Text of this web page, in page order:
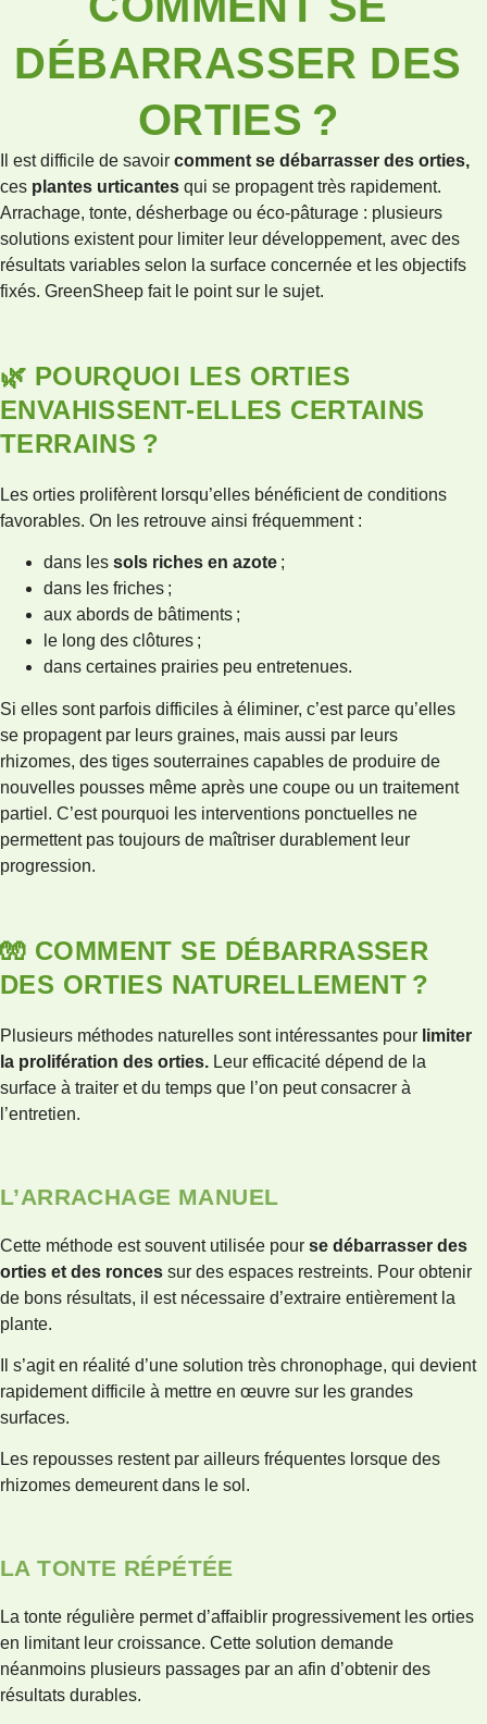
DÉBARRASSER DES
ORTIES ?
Il est difficile de savoir comment se débarrasser des orties,
ces plantes urticantes qui se propagent très rapidement.
Arrachage, tonte, désherbage ou éco-pâturage : plusieurs
solutions existent pour limiter leur développement, avec des
résultats variables selon la surface concernée et les objectifs
fixés. GreenSheep fait le point sur le sujet.
🌿 POURQUOI LES ORTIES
ENVAHISSENT-ELLES CERTAINS
TERRAINS ?
Les orties prolifèrent lorsqu’elles bénéficient de conditions
favorables. On les retrouve ainsi fréquemment :
dans les sols riches en azote ;
dans les friches ;
aux abords de bâtiments ;
le long des clôtures ;
dans certaines prairies peu entretenues.
Si elles sont parfois difficiles à éliminer, c’est parce qu’elles
se propagent par leurs graines, mais aussi par leurs
rhizomes, des tiges souterraines capables de produire de
nouvelles pousses même après une coupe ou un traitement
partiel. C’est pourquoi les interventions ponctuelles ne
permettent pas toujours de maîtriser durablement leur
progression.
🧤 COMMENT SE DÉBARRASSER
DES ORTIES NATURELLEMENT ?
Plusieurs méthodes naturelles sont intéressantes pour limiter
la prolifération des orties. Leur efficacité dépend de la
surface à traiter et du temps que l’on peut consacrer à
l’entretien.
L’ARRACHAGE MANUEL
Cette méthode est souvent utilisée pour se débarrasser des
orties et des ronces sur des espaces restreints. Pour obtenir
de bons résultats, il est nécessaire d’extraire entièrement la
plante.
Il s’agit en réalité d’une solution très chronophage, qui devient
rapidement difficile à mettre en œuvre sur les grandes
surfaces.
Les repousses restent par ailleurs fréquentes lorsque des
rhizomes demeurent dans le sol.
LA TONTE RÉPÉTÉE
La tonte régulière permet d’affaiblir progressivement les orties
en limitant leur croissance. Cette solution demande
néanmoins plusieurs passages par an afin d’obtenir des
résultats durables.